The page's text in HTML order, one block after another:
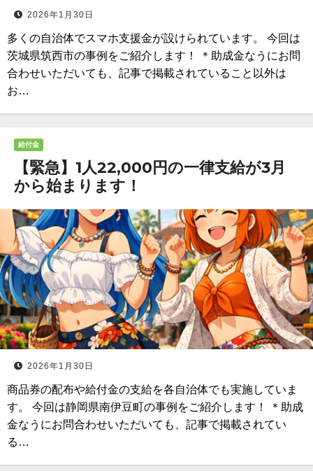
2026年1月30日
多くの自治体でスマホ支援金が設けられています。 今回は
茨城県筑西市の事例をご紹介します！ ＊助成金なうにお問
合わせいただいても、記事で掲載されていること以外は
お…
給付金
【緊急】1人22,000円の一律支給が3月
から始まります！
2026年1月30日
商品券の配布や給付金の支給を各自治体でも実施していま
す。 今回は静岡県南伊豆町の事例をご紹介します！ ＊助成
金なうにお問合わせいただいても、記事で掲載されてい
る…